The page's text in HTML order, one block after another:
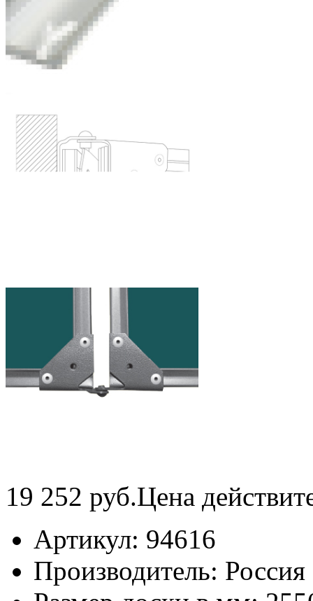
19 252 руб.Цена
Артикул: 94616
Производитель: Россия